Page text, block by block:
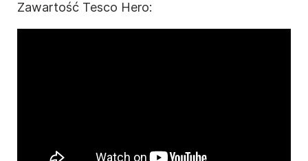
Zawartość Tesco Hero: